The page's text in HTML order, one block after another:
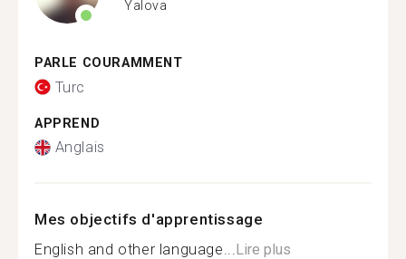
Yalova
PARLE COURAMMENT
Turc
APPREND
Anglais
Mes objectifs d'apprentissage
English and other language...Lire plus